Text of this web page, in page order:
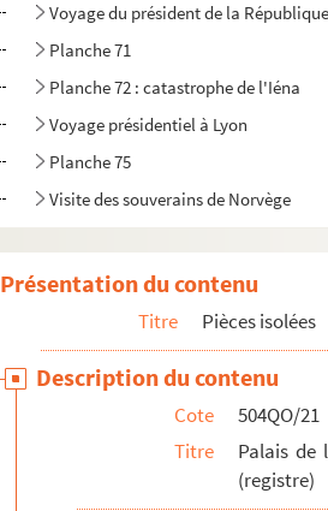
Voyage du président de la
Planche 71
Planche 72 : catastrophe de l'Iéna
Voyage présidentiel à Lyon
Planche 75
Visite des souverains de Norvège
Planche 84
Voyage du président de la
Planche 87
Planche 88
Dessert-souvenirs offerts aux diners
Présentation du contenu
Titre Pièces isolées
Description du contenu
Cote
504QO/21
Titre
Palais de
(registre)